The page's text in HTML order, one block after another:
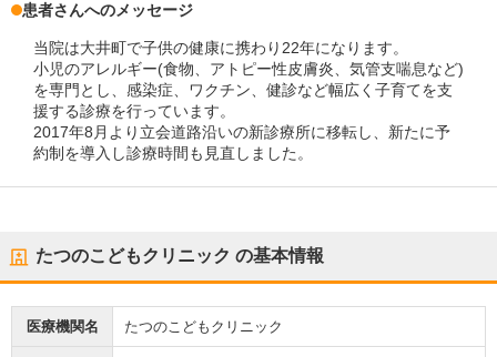
患者さんへのメッセージ
当院は大井町で子供の健康に携わり22年になります。
小児のアレルギー(食物、アトピー性皮膚炎、気管支喘息など)
を専門とし、感染症、ワクチン、健診など幅広く子育てを支
援する診療を行っています。
2017年8月より立会道路沿いの新診療所に移転し、新たに予
約制を導入し診療時間も見直しました。
たつのこどもクリニック の基本情報
医療機関名 たつのこどもクリニック